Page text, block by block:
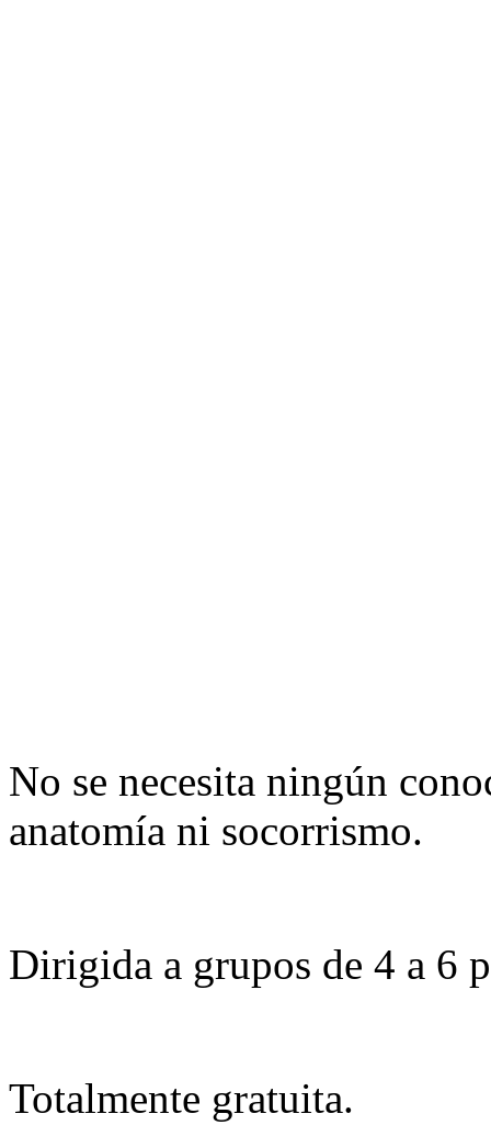
No se necesita ningún
anatomía ni socorrismo.
Dirigida a grupos de 4 a 6
Totalmente gratuita.